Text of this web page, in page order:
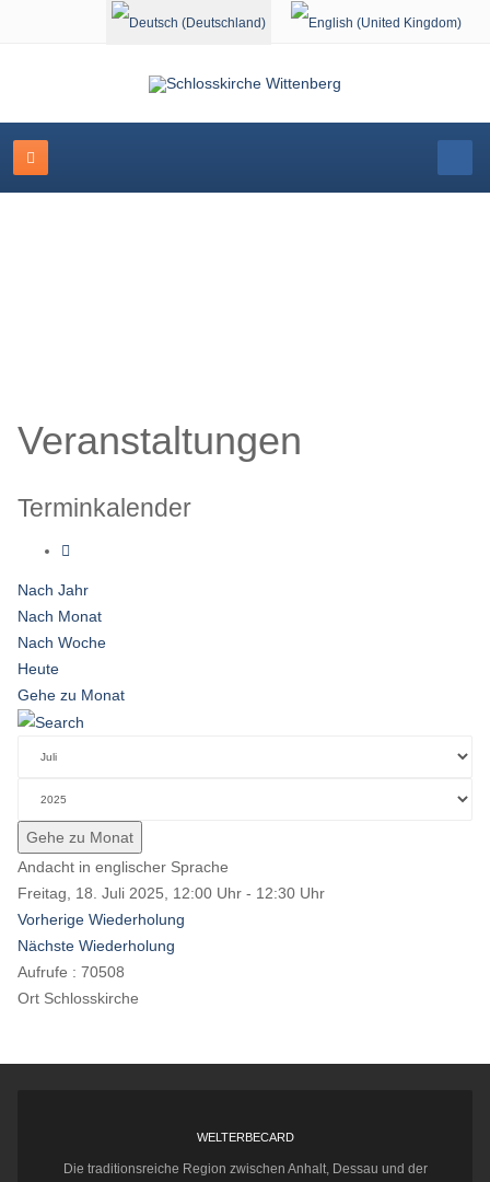
Sprache auswählen
Veranstaltungen
Terminkalender
Nach Jahr
Nach Monat
Nach Woche
Heute
Gehe zu Monat
Gehe zu Monat
Andacht in englischer Sprache
Freitag, 18. Juli 2025, 12:00 Uhr - 12:30 Uhr
Vorherige Wiederholung
Nächste Wiederholung
Aufrufe : 70508
Ort Schlosskirche
WELTERBECARD
Die traditionsreiche Region zwischen Anhalt, Dessau und der